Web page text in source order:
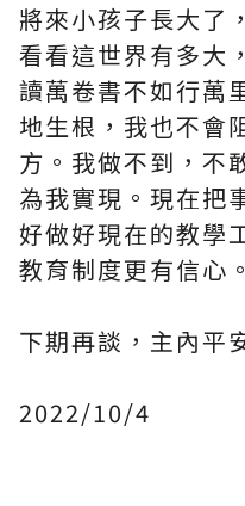
將來小孩子長大了
看看這世界有多大
讀萬卷書不如行萬
地生根，我也不會
方。我做不到，不
為我實現。現在把
好做好現在的教學
教育制度更有信心。
下期再談，主內平
2022/10/4